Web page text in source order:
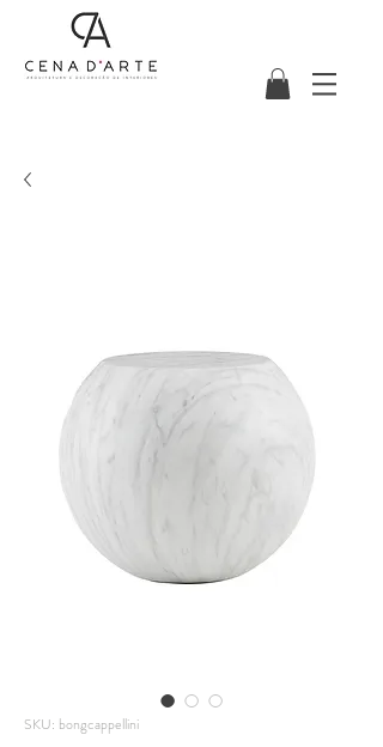
SKU: bongcappellini